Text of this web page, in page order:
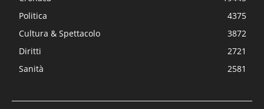
Politica
4375
Cultura & Spettacolo
3872
Diritti
2721
Sanità
2581